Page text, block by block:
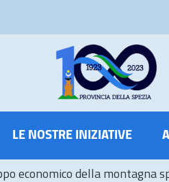
LE NOSTRE INIZIATIVE
economico della montagna